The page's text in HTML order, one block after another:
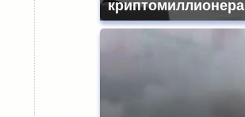
криптомиллионера